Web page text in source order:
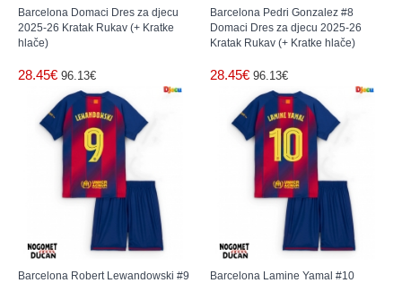
Barcelona Domaci Dres za djecu
2025-26 Kratak Rukav (+ Kratke
hlače)
28.45€ 96.13€
Barcelona Pedri Gonzalez #8
Domaci Dres za djecu 2025-26
Kratak Rukav (+ Kratke hlače)
28.45€ 96.13€
Barcelona Robert Lewandowski #9
Barcelona Lamine Yamal #10